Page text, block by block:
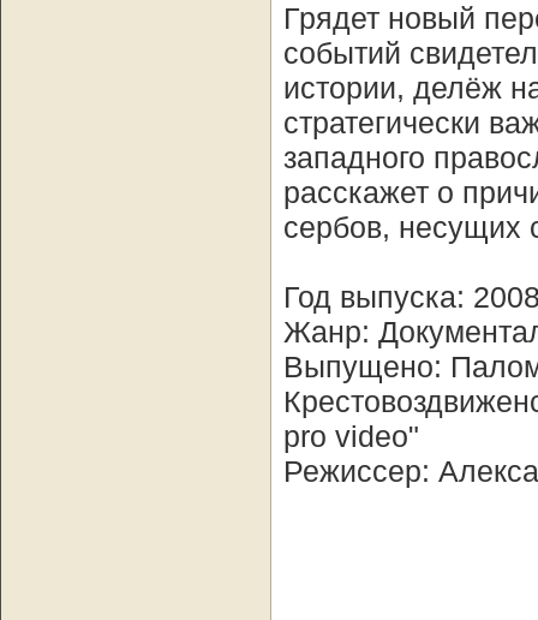
Грядет новый
событий
истории, делёж
стратегически
западного
расскажет о
сербов, несущих
Год выпуска:
Жанр:
Выпущено:
pro video"
Режиссер: